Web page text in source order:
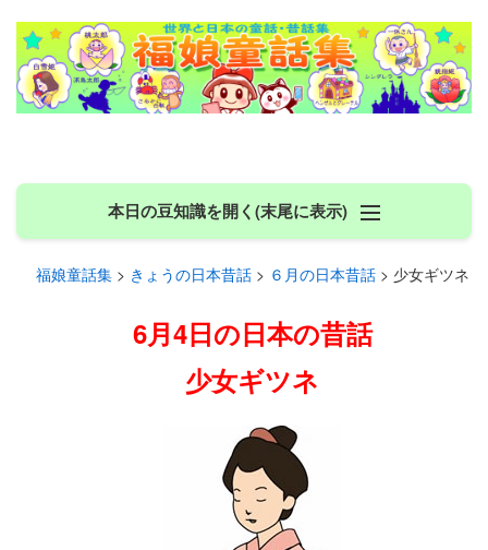
本日の豆知識を開く(末尾に表示)
福娘童話集> きょうの日本昔話> ６月の日本昔話> 少女ギツネ
6月4日の日本の昔話
少女ギツネ